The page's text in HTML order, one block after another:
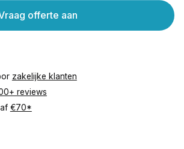
offerte aan
zakelijke klanten
reviews
€70*